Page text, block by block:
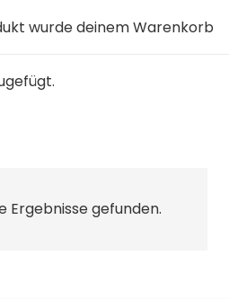
wurde deinem Warenkorb
Ergebnisse gefunden.